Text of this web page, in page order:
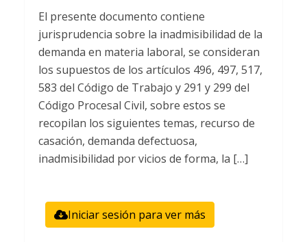
El presente documento contiene
jurisprudencia sobre la inadmisibilidad de la
demanda en materia laboral, se consideran
los supuestos de los artículos 496, 497, 517,
583 del Código de Trabajo y 291 y 299 del
Código Procesal Civil, sobre estos se
recopilan los siguientes temas, recurso de
casación, demanda defectuosa,
inadmisibilidad por vicios de forma, la […]
Iniciar sesión para ver más